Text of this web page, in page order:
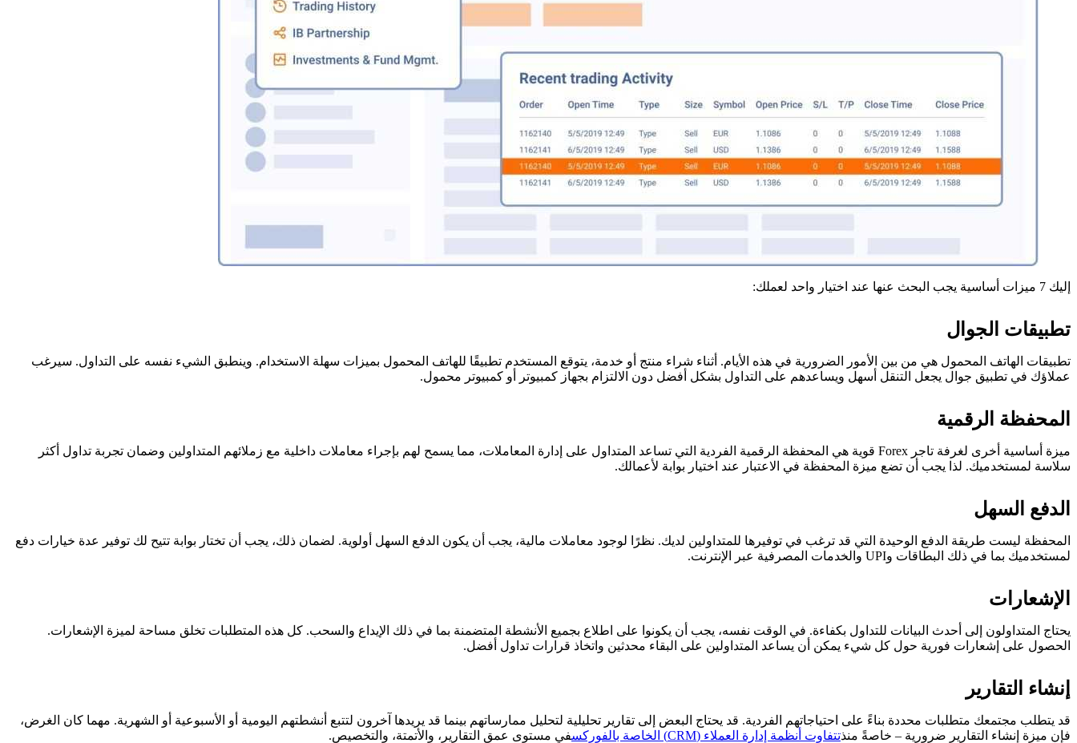
إليك 7 ميزات أساسية يجب البحث عنها عند اختيار واحد لعملك:
تطبيقات الجوال
تطبيقات الهاتف المحمول هي من بين الأمور الضرورية في هذه الأيام. أثناء شراء منتج أو خدمة، يتوقع المستخدم تطبيقًا للهاتف المحمول بميزات سهلة الاستخدام. وينطبق الشيء نفسه على التداول. سيرغب
عملاؤك في تطبيق جوال يجعل التنقل أسهل ويساعدهم على التداول بشكل أفضل دون الالتزام بجهاز كمبيوتر أو كمبيوتر محمول.
المحفظة الرقمية
ميزة أساسية أخرى لغرفة تاجر Forex قوية هي المحفظة الرقمية الفردية التي تساعد المتداول على إدارة المعاملات، مما يسمح لهم بإجراء معاملات داخلية مع زملائهم المتداولين وضمان تجربة تداول أكثر
سلاسة لمستخدميك. لذا يجب أن تضع ميزة المحفظة في الاعتبار عند اختيار بوابة لأعمالك.
الدفع السهل
المحفظة ليست طريقة الدفع الوحيدة التي قد ترغب في توفيرها للمتداولين لديك. نظرًا لوجود معاملات مالية، يجب أن يكون الدفع السهل أولوية. لضمان ذلك، يجب أن تختار بوابة تتيح لك توفير عدة خيارات دفع
لمستخدميك بما في ذلك البطاقات وUPI والخدمات المصرفية عبر الإنترنت.
الإشعارات
يحتاج المتداولون إلى أحدث البيانات للتداول بكفاءة. في الوقت نفسه، يجب أن يكونوا على اطلاع بجميع الأنشطة المتضمنة بما في ذلك الإيداع والسحب. كل هذه المتطلبات تخلق مساحة لميزة الإشعارات.
الحصول على إشعارات فورية حول كل شيء يمكن أن يساعد المتداولين على البقاء محدثين واتخاذ قرارات تداول أفضل.
إنشاء التقارير
قد يتطلب مجتمعك متطلبات محددة بناءً على احتياجاتهم الفردية. قد يحتاج البعض إلى تقارير تحليلية لتحليل ممارساتهم بينما قد يريدها آخرون لتتبع أنشطتهم اليومية أو الأسبوعية أو الشهرية. مهما كان الغرض،
فإن ميزة إنشاء التقارير ضرورية – خاصةً منذتتفاوت أنظمة إدارة العملاء (CRM) الخاصة بالفوركس في مستوى عمق التقارير، والأتمتة، والتخصيص.